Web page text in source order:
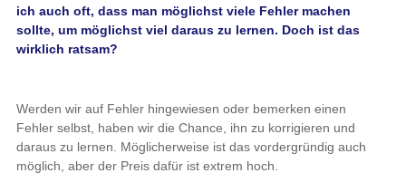
ich auch oft, dass man möglichst viele Fehler machen
sollte, um möglichst viel daraus zu lernen. Doch ist das
wirklich ratsam?
Werden wir auf Fehler hingewiesen oder bemerken einen
Fehler selbst, haben wir die Chance, ihn zu korrigieren und
daraus zu lernen. Möglicherweise ist das vordergründig auch
möglich, aber der Preis dafür ist extrem hoch.